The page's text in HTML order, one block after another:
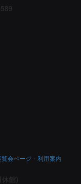
覧会ページ ・ 利用案内
館)